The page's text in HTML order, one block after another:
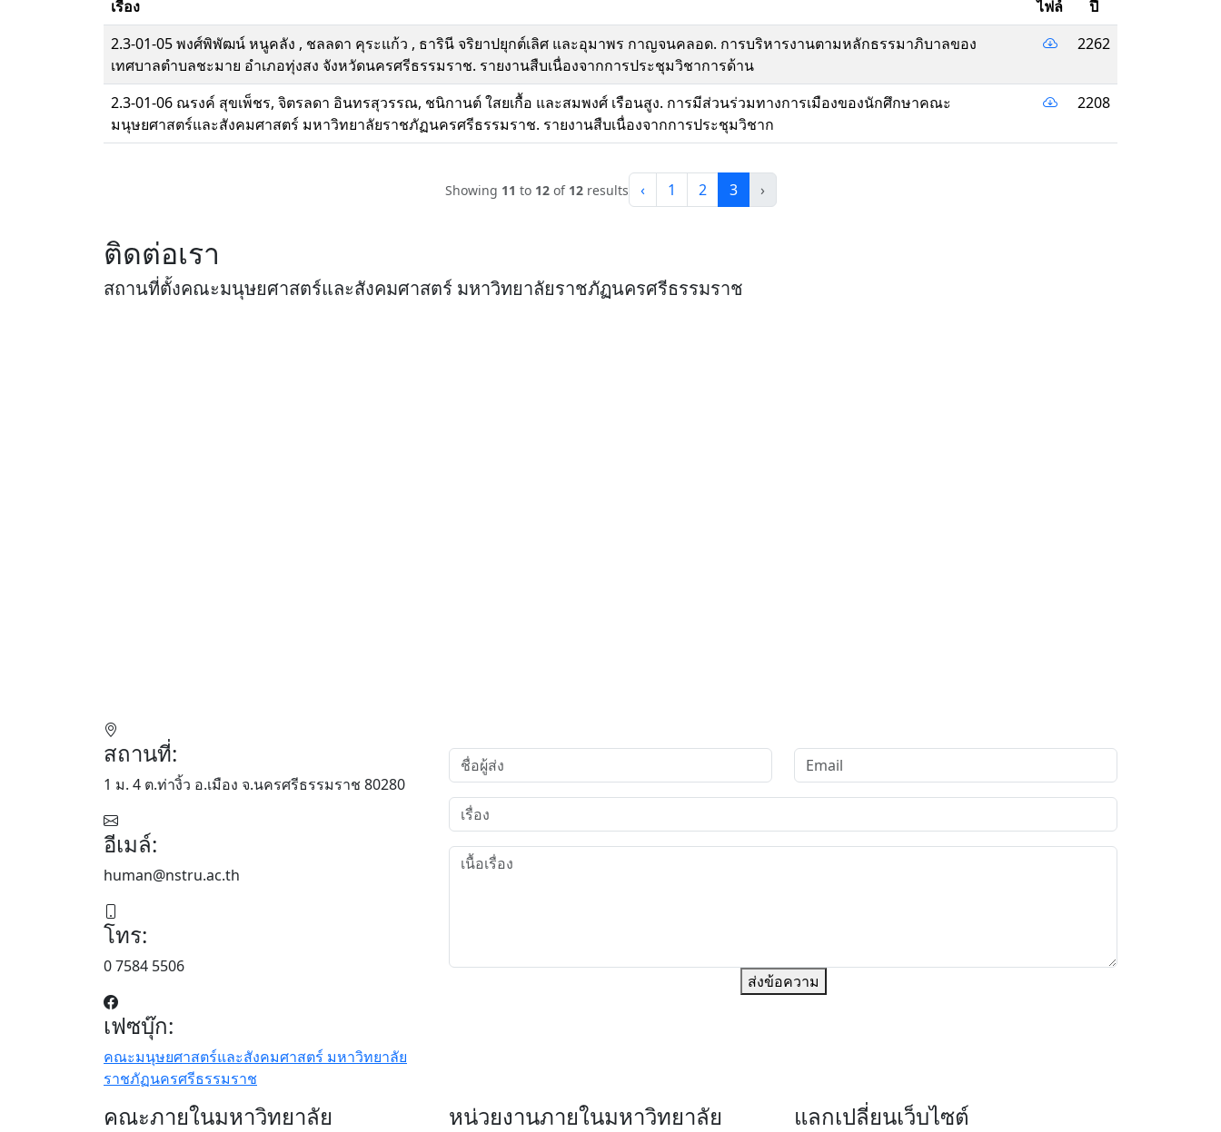
เรื่อง ไฟล์
ปี
2.3-01-05 พงศ์พิพัฒน์ หนูคลัง , ชลลดา คุระแก้ว , ธารินี จริยาปยุกต์เลิศ และอุมาพร กาญจนคลอด. การบริหารงานตามหลักธรรมาภิบาลของ
เทศบาลตำบลชะมาย อำเภอทุ่งสง จังหวัดนครศรีธรรมราช. รายงานสืบเนื่องจากการประชุมวิชาการด้าน
2262
2.3-01-06 ณรงค์ สุขเพ็ชร, จิตรลดา อินทรสุวรรณ, ชนิกานต์ ใสยเกื้อ และสมพงศ์ เรือนสูง. การมีส่วนร่วมทางการเมืองของนักศึกษาคณะ
มนุษยศาสตร์และสังคมศาสตร์ มหาวิทยาลัยราชภัฏนครศรีธรรมราช. รายงานสืบเนื่องจากการประชุมวิชาก
2208
Showing 11 to 12of 12results ‹ 1 2 3 ›
ติดต่อเรา
สถานที่ตั้งคณะมนุษยศาสตร์และสังคมศาสตร์ มหาวิทยาลัยราชภัฏนครศรีธรรมราช
สถานที่:
1 ม. 4 ต.ท่างิ้ว อ.เมือง จ.นครศรีธรรมราช 80280
อีเมล์:
human@nstru.ac.th
โทร:
0 7584 5506
เฟซบุ๊ก:
คณะมนุษยศาสตร์และสังคมศาสตร์ มหาวิทยาลัย
ราชภัฏนครศรีธรรมราช
ส่งข้อความ
คณะภายในมหาวิทยาลัย หน่วยงานภายในมหาวิทยาลัย แลกเปลี่ยนเว็บไซต์